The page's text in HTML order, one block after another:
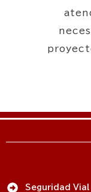
Seguridad Vial